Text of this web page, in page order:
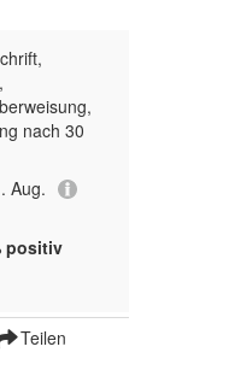
nach 30
Aug.
positiv
Teilen